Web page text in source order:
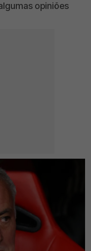
opiniões